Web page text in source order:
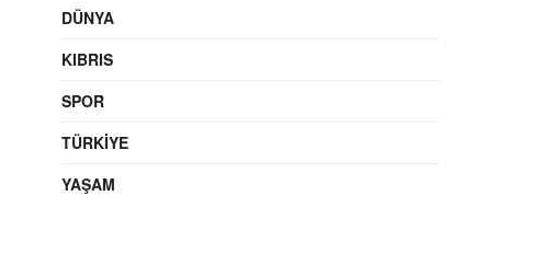
DÜNYA
KIBRIS
SPOR
TÜRKIYE
YAŞAM